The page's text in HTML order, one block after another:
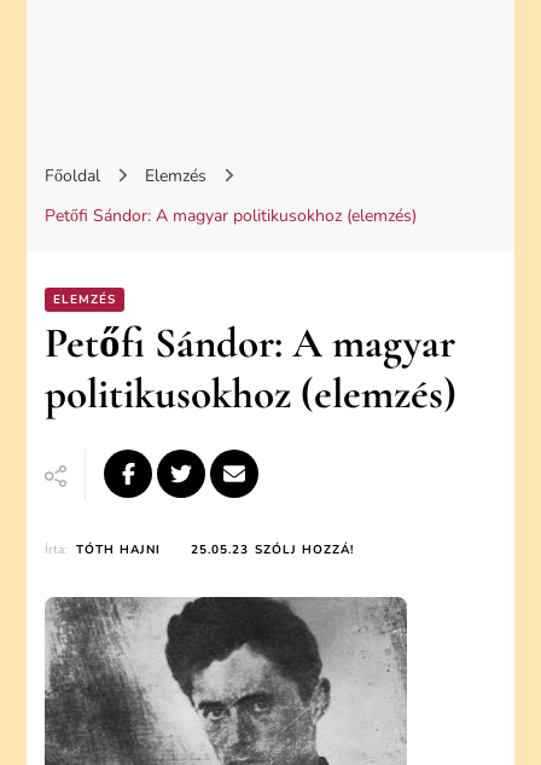
Főoldal
Elemzés
Petőfi Sándor: A magyar politikusokhoz (elemzés)
ELEMZÉS
Petőfi Sándor: A magyar
politikusokhoz (elemzés)
Írta: TÓTH HAJNI 25.05.23 SZÓLJ HOZZÁ!
MAGYAR
POLITIKUSOKHOZ
(ELEMZÉS)